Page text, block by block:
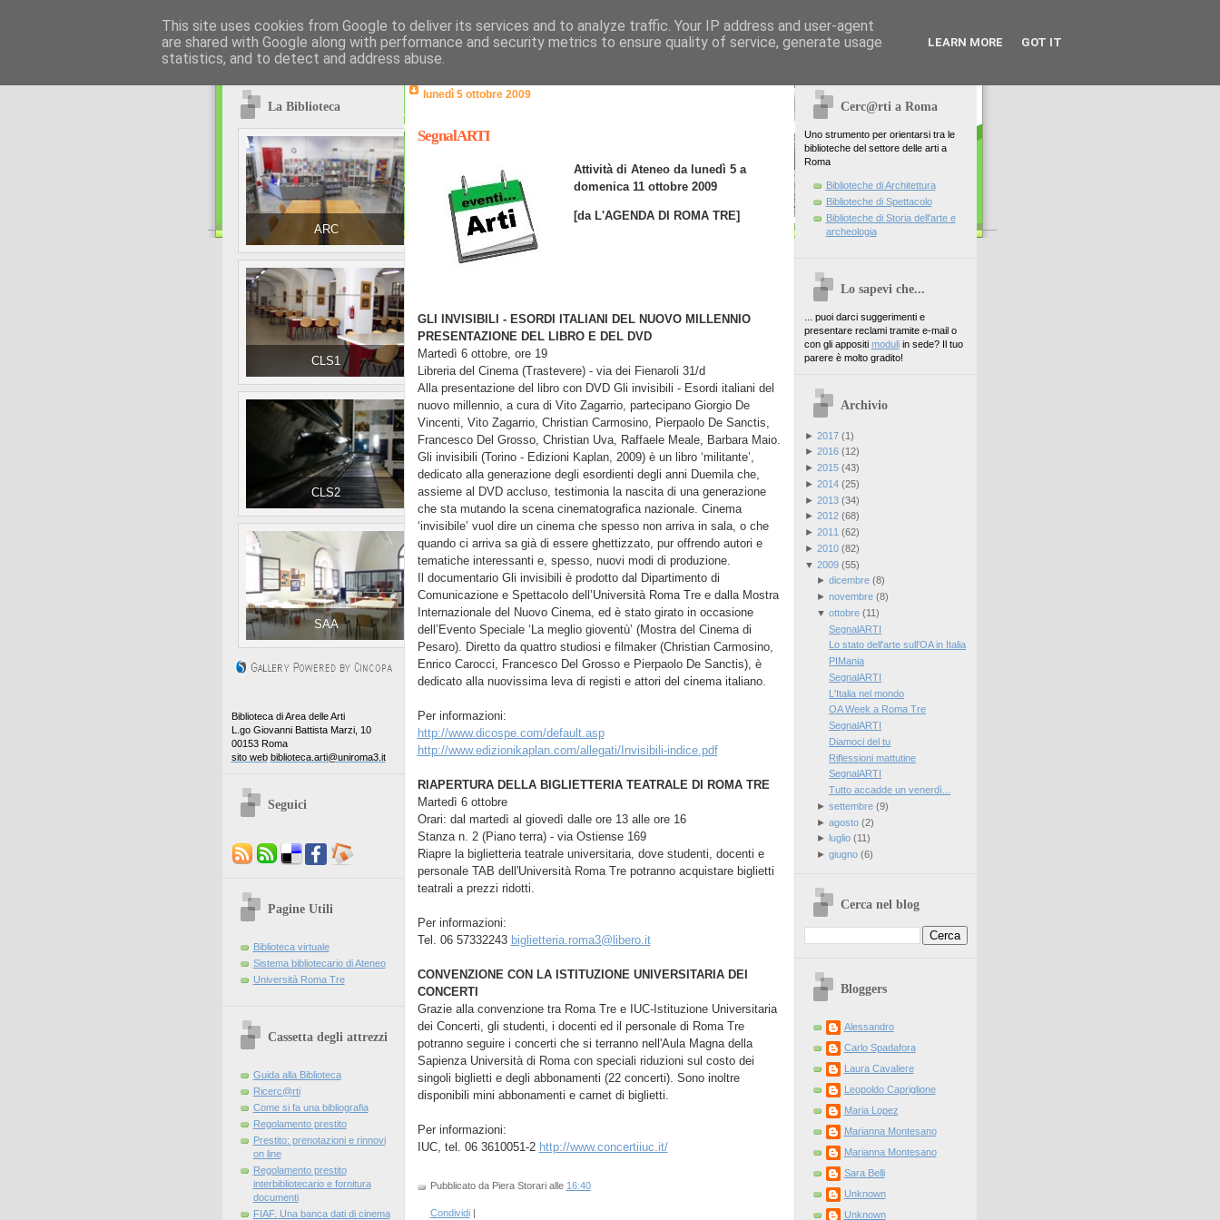
La Biblioteca
ARC
CLS1
CLS2
SAA
Biblioteca di Area delle Arti
L.go Giovanni Battista Marzi, 10
00153 Roma
sito web biblioteca.arti@uniroma3.it
Seguici
Pagine Utili
Biblioteca virtuale
Sistema bibliotecario di Ateneo
Università Roma Tre
Cassetta degli attrezzi
Guida alla Biblioteca
Ricerc@rti
Come si fa una bibliografia
Regolamento prestito
Prestito: prenotazioni e rinnovi
on line
Regolamento prestito
interbibliotecario e fornitura
documenti
FIAF. Una banca dati di cinema
lunedì 5 ottobre 2009
SegnalARTI
Attività di Ateneo da lunedì 5 a
domenica 11 ottobre 2009
[da L'AGENDA DI ROMA TRE]
GLI INVISIBILI - ESORDI ITALIANI DEL NUOVO MILLENNIO
PRESENTAZIONE DEL LIBRO E DEL DVD
Martedì 6 ottobre, ore 19
Libreria del Cinema (Trastevere) - via dei Fienaroli 31/d
Alla presentazione del libro con DVD Gli invisibili - Esordi italiani del
nuovo millennio, a cura di Vito Zagarrio, partecipano Giorgio De
Vincenti, Vito Zagarrio, Christian Carmosino, Pierpaolo De Sanctis,
Francesco Del Grosso, Christian Uva, Raffaele Meale, Barbara Maio.
Gli invisibili (Torino - Edizioni Kaplan, 2009) è un libro ‘militante’,
dedicato alla generazione degli esordienti degli anni Duemila che,
assieme al DVD accluso, testimonia la nascita di una generazione
che sta mutando la scena cinematografica nazionale. Cinema
‘invisibile’ vuol dire un cinema che spesso non arriva in sala, o che
quando ci arriva sa già di essere ghettizzato, pur offrendo autori e
tematiche interessanti e, spesso, nuovi modi di produzione.
Il documentario Gli invisibili è prodotto dal Dipartimento di
Comunicazione e Spettacolo dell’Università Roma Tre e dalla Mostra
Internazionale del Nuovo Cinema, ed è stato girato in occasione
dell’Evento Speciale ‘La meglio gioventù’ (Mostra del Cinema di
Pesaro). Diretto da quattro studiosi e filmaker (Christian Carmosino,
Enrico Carocci, Francesco Del Grosso e Pierpaolo De Sanctis), è
dedicato alla nuovissima leva di registi e attori del cinema italiano.
Per informazioni:
http://www.dicospe.com/default.asp
http://www.edizionikaplan.com/allegati/Invisibili-indice.pdf
RIAPERTURA DELLA BIGLIETTERIA TEATRALE DI ROMA TRE
Martedì 6 ottobre
Orari: dal martedì al giovedì dalle ore 13 alle ore 16
Stanza n. 2 (Piano terra) - via Ostiense 169
Riapre la biglietteria teatrale universitaria, dove studenti, docenti e
personale TAB dell'Università Roma Tre potranno acquistare biglietti
teatrali a prezzi ridotti.
Per informazioni:
Tel. 06 57332243 biglietteria.roma3@libero.it
CONVENZIONE CON LA ISTITUZIONE UNIVERSITARIA DEI
CONCERTI
Grazie alla convenzione tra Roma Tre e IUC-Istituzione Universitaria
dei Concerti, gli studenti, i docenti ed il personale di Roma Tre
potranno seguire i concerti che si terranno nell'Aula Magna della
Sapienza Università di Roma con speciali riduzioni sul costo dei
singoli biglietti e degli abbonamenti (22 concerti). Sono inoltre
disponibili mini abbonamenti e carnet di biglietti.
Per informazioni:
IUC, tel. 06 3610051-2 http://www.concertiiuc.it/
Pubblicato da Piera Storari alle 16:40
Condividi
Cerc@rti a Roma
Uno strumento per orientarsi tra le
biblioteche del settore delle arti a
Roma
Biblioteche di Architettura
Biblioteche di Spettacolo
Biblioteche di Storia dell'arte e
archeologia
Lo sapevi che...
... puoi darci suggerimenti e
presentare reclami tramite e-mail o
con gli appositi moduliin sede? Il tuo
parere è molto gradito!
Archivio
► 2017(1)
► 2016(12)
► 2015(43)
► 2014(25)
► 2013(34)
► 2012(68)
► 2011 (62)
► 2010(82)
▼ 2009(55)
► dicembre(8)
► novembre(8)
▼ ottobre(11)
SegnalARTI
Lo stato dell'arte sull'OA in Italia
PIMania
SegnalARTI
L'Italia nel mondo
OA Week a Roma Tre
SegnalARTI
Diamoci del tu
Riflessioni mattutine
SegnalARTI
Tutto accadde un venerdì...
► settembre(9)
► agosto(2)
► luglio(11)
► giugno(6)
Cerca nel blog
Bloggers
Alessandro
Carlo Spadafora
Laura Cavaliere
Leopoldo Capriglione
Maria Lopez
Marianna Montesano
Marianna Montesano
Sara Belli
Unknown
Unknown
This site uses cookies from Google to deliver its services and to analyze traffic. Your IP address and user-agent
are shared with Google along with performance and security metrics to ensure quality of service, generate usage
statistics, and to detect and address abuse.
LEARN MORE GOT IT